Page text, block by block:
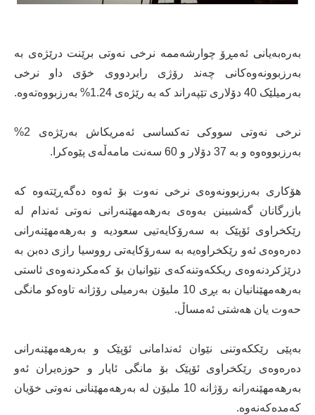
بەرەبەیانی ئەمڕۆ چوارشەممە نرخی نەوتی برێنت درێژەی بە
بەرزبوونەوەکانی چەند رۆژی رابردووی خۆی داو نرخی
بەرمیلێک 40 دۆلاری تێپەراند کە بە رێژەی 1.24% بەرزبووەتەوە.
نرخی نەوتی سووکی تەکساسی ئەمریکاش بەرێژەی 2%
بەرزبووەوە و بە 37 دۆلار و 60 سەنت مامەڵەی پێوەکرا.
هۆکاری بەرزبوونەوەی نرخی نەوت بۆ ئەوە دەگەڕێتەوە کە
بازرگانان گەشبینن بەوەی بەرهەمهێنەرانی نەوتی ئەندام لە
رێکخراوی ئۆپێک بە سەرۆکایەتیی سعودیە و بەرهەمهێنەرانی
دەرەوەی ئەو رێکخراوەیە بە سەرۆکایەتی رووسیا رازی دەبن بە
درێژکردنەوەی ریککەوتنەکەی نێوانیان بۆ کەمکردنەوەی ئاستی
بەرهەمهێنانیان بە بڕی 10 ملیۆن بەرمیلی رۆژانە تاوەکو مانگی
حەوت یان هەشتی ئەمساڵ.
بەپێی رێککەوتنی نێوان ئەندامانی ئۆپێک و بەرهەمهێنەرانی
دەرەوەی رێکخراوی ئۆپێک بۆ مانگی ئایار و حوزەیران ئەو
بەرهەمهێنەرانە رۆژانە 10 ملیۆن لە بەرهەمهێنانی نەوتی خۆیان
کەمدەکەنەوە.